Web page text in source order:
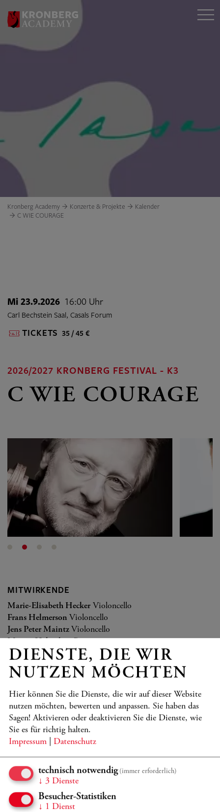
Kronberg Academy Konzerte & Projekte
Kalender
C WIE COURAGE
Mi 23.9.2026 16:00 Uhr
Carl Bechstein Saal, Casals Forum
TICKETS 35 / 45 €
2026/2027 KRONBERG FESTIVAL - K3
C WIE COURAGE
MITWIRKENDE
Marie-Elisabeth Hecker Violoncello
Frans Helmerson Violoncello
Jens Peter Maintz Violoncello
PROGRAMM
Sarvenaz Safari (*1984)
„C wie …“
Johann S. Bach (1685–1750)
Suite Nr. 2 d-Moll BWV 1008
György Ligeti (1923–2006)
Johannes Brahms (1833–1897)
Sonate Nr. 1 e-Moll op. 38
Sergei Prokofiev (1891–1953)
DIENSTE, DIE WIR
NUTZEN MÖCHTEN
Hier können Sie die Dienste, die wir auf dieser Website
nutzen möchten, bewerten und anpassen. Sie haben das
Sagen! Aktivieren oder deaktivieren Sie die Dienste, wie
Sie es für richtig halten.
Impressum
Datenschutz
technisch notwendig (immer erforderlich)
↓ 3 Dienste
Besucher-Statistiken
↓ 1 Dienst